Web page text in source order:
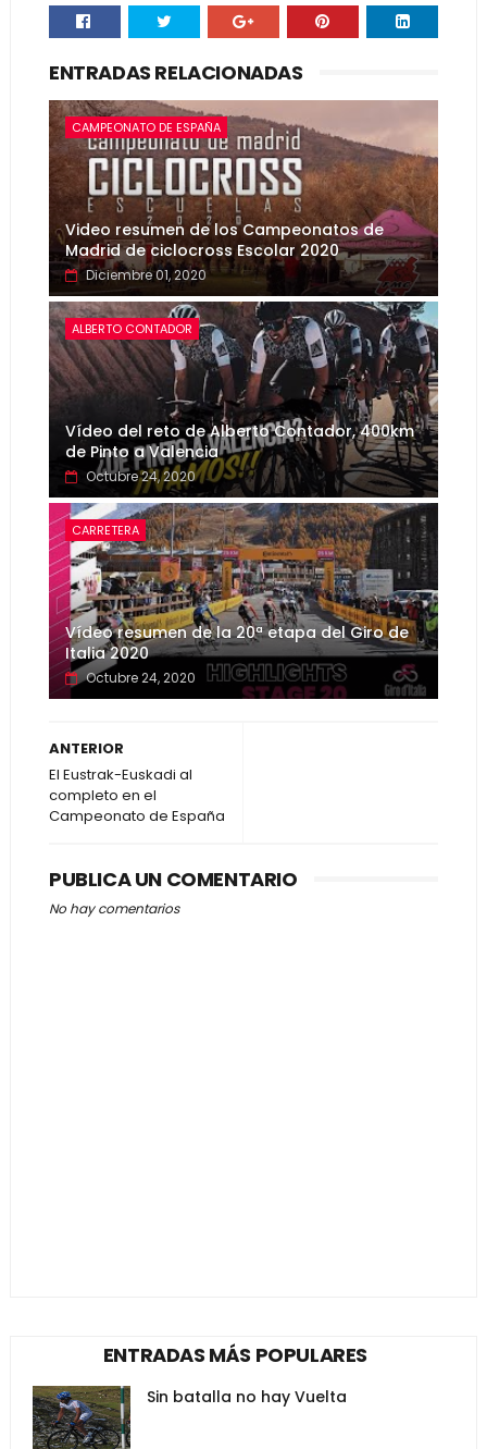
ENTRADAS RELACIONADAS
CAMPEONATO DE ESPAÑA
Video resumen de los Campeonatos de
Madrid de ciclocross Escolar 2020
Diciembre 01, 2020
ALBERTO CONTADOR
Vídeo del reto de Alberto Contador, 400km
de Pinto a Valencia
Octubre 24, 2020
CARRETERA
Vídeo resumen de la 20ª etapa del Giro de
Italia 2020
Octubre 24, 2020
ANTERIOR
El Eustrak-Euskadi al
completo en el
Campeonato de España
PUBLICA UN COMENTARIO
No hay comentarios
ENTRADAS MÁS POPULARES
Sin batalla no hay Vuelta